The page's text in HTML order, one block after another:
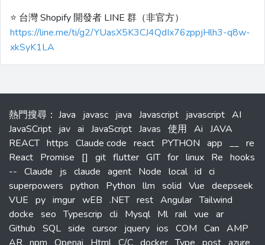
⭐️ 台灣 Shopify 開發者 LINE 群（非官方）
https://line.me/ti/g2/YUasX5K3CJ4QdIx76zppjHlh3-q8w-
xkSyK1LA
熱門搜尋 ： Java javasc java Javascript javascript AI
JavaSCript jav ai JavaScript Javas 使用 Ai JAVA
REACT https Claude code react PYTHON app __ re
React Promise [] git flutter GIT for linux Re hooks
-- Claude js claude agent Node local id ci
superpowers python Python llm solid Vue deepseek
VUE py imgur wEB .NET rest Angular Tailwind
docke seo Typescrip cli Mysql Ml rail vue ar
Github SQL side cursor jquery ios COM Can AMP